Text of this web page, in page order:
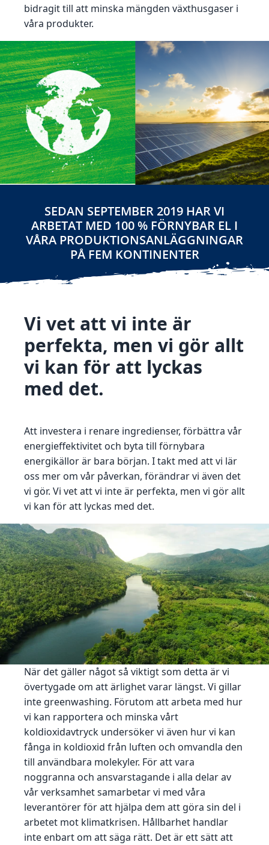
bidragit till att minska mängden växthusgaser i
våra produkter.
SEDAN SEPTEMBER 2019 HAR VI
ARBETAT MED 100 % FÖRNYBAR EL I
VÅRA PRODUKTIONSANLÄGGNINGAR
PÅ FEM KONTINENTER
Vi vet att vi inte är
perfekta, men vi gör allt
vi kan för att lyckas
med det.
Att investera i renare ingredienser, förbättra vår
energieffektivitet och byta till förnybara
energikällor är bara början. I takt med att vi lär
oss mer om vår påverkan, förändrar vi även det
vi gör. Vi vet att vi inte är perfekta, men vi gör allt
vi kan för att lyckas med det.
När det gäller något så viktigt som detta är vi
övertygade om att ärlighet varar längst. Vi gillar
inte greenwashing. Förutom att arbeta med hur
vi kan rapportera och minska vårt
koldioxidavtryck undersöker vi även hur vi kan
fånga in koldioxid från luften och omvandla den
till användbara molekyler. För att vara
noggranna och ansvarstagande i alla delar av
vår verksamhet samarbetar vi med våra
leverantörer för att hjälpa dem att göra sin del i
arbetet mot klimatkrisen. Hållbarhet handlar
inte enbart om att säga rätt. Det är ett sätt att